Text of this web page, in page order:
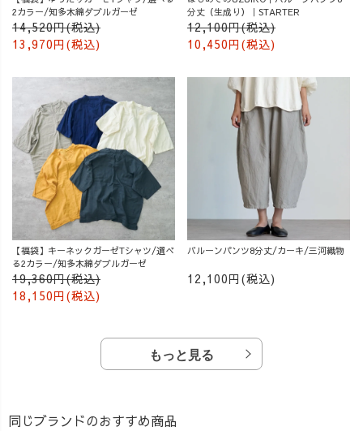
2カラー/知多木綿ダブルガーゼ
14,520円(税込)
13,970円(税込)
分丈（生成り）｜STARTER
12,100円(税込)
10,450円(税込)
【福袋】キーネックガーゼTシャツ/選べ
る2カラー/知多木綿ダブルガーゼ
19,360円(税込)
18,150円(税込)
バルーンパンツ8分丈/カーキ/三河織物
12,100円(税込)
もっと見る
同じブランドのおすすめ商品